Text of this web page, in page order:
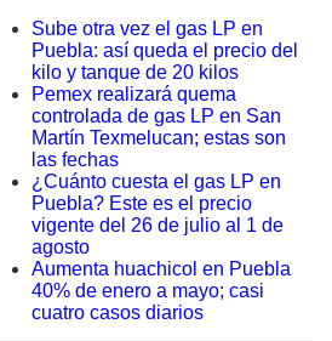
Sube otra vez el gas LP en
Puebla: así queda el precio del
kilo y tanque de 20 kilos
Pemex realizará quema
controlada de gas LP en San
Martín Texmelucan; estas son
las fechas
¿Cuánto cuesta el gas LP en
Puebla? Este es el precio
vigente del 26 de julio al 1 de
agosto
Aumenta huachicol en Puebla
40% de enero a mayo; casi
cuatro casos diarios